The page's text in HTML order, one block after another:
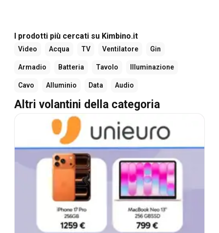
I prodotti più cercati su Kimbino.it
Video Acqua TV Ventilatore Gin
Armadio Batteria Tavolo Illuminazione
Cavo Alluminio Data Audio
Altri volantini della categoria